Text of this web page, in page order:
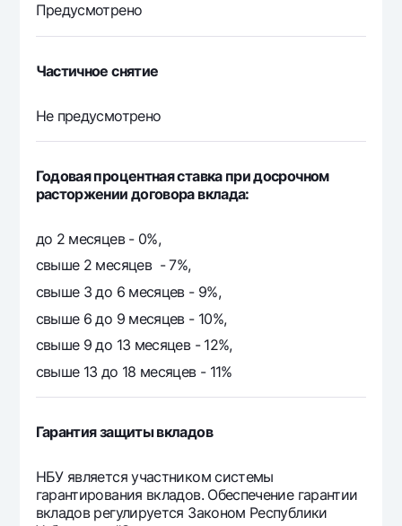
Предусмотрено
Частичное снятие
Не предусмотрено
Годовая процентная ставка при досрочном
расторжении договора вклада:
до 2 месяцев - 0%,
свыше 2 месяцев - 7%,
свыше 3 до 6 месяцев - 9%,
свыше 6 до 9 месяцев - 10%,
свыше 9 до 13 месяцев - 12%,
свыше 13 до 18 месяцев - 11%
Гарантия защиты вкладов
НБУ является участником системы
гарантирования вкладов. Обеспечение гарантии
вкладов регулируется Законом Республики